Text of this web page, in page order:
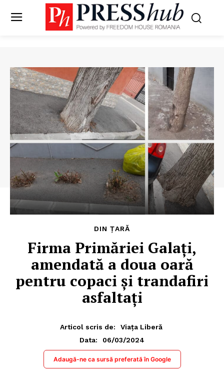
DIN ȚARĂ
Firma Primăriei Galați,
amendată a doua oară
pentru copaci și trandafiri
asfaltați
Articol scris de:
Viața Liberă
Data:
06/03/2024
Adaugă-ne ca sursă preferată în Google